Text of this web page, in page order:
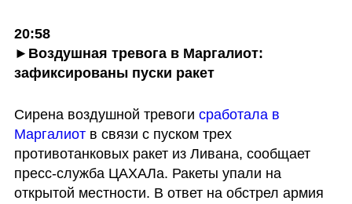
20:58
►Воздушная тревога в Маргалиот:
зафиксированы пуски ракет
Сирена воздушной тревоги сработала в
Маргалиот в связи с пуском трех
противотанковых ракет из Ливана, сообщает
пресс-служба ЦАХАЛа. Ракеты упали на
открытой местности. В ответ на обстрел армия